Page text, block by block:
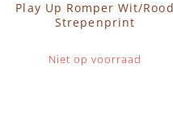
Play Up Romper Wit/Rood
Strepenprint
Niet op voorraad